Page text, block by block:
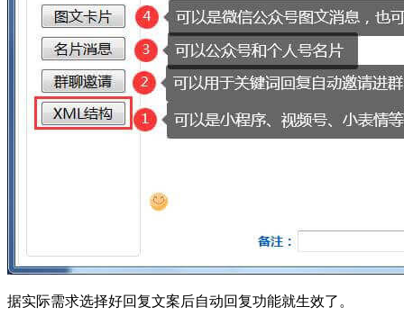
据实际需求选择好回复文案后自动回复功能就生效了。